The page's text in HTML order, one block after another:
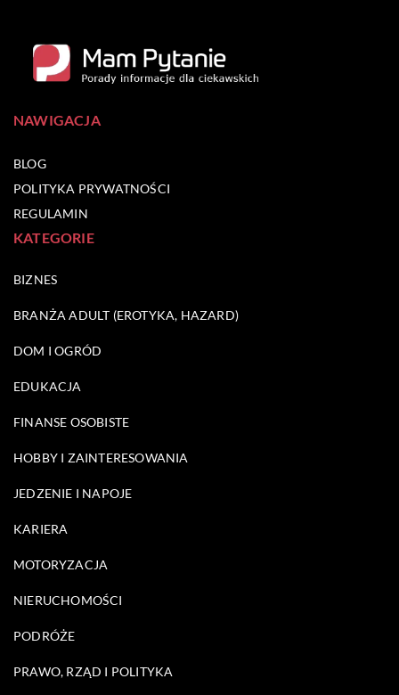
NAWIGACJA
BLOG
POLITYKA PRYWATNOŚCI
REGULAMIN
KATEGORIE
BIZNES
BRANŻA ADULT (EROTYKA, HAZARD)
DOM I OGRÓD
EDUKACJA
FINANSE OSOBISTE
HOBBY I ZAINTERESOWANIA
JEDZENIE I NAPOJE
KARIERA
MOTORYZACJA
NIERUCHOMOŚCI
PODRÓŻE
PRAWO, RZĄD I POLITYKA